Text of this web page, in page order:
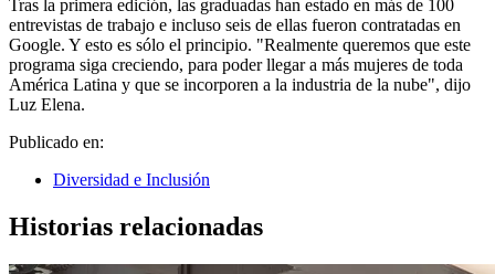
Tras la primera edición, las graduadas han estado en más de 100
entrevistas de trabajo e incluso seis de ellas fueron contratadas en
Google. Y esto es sólo el principio. "Realmente queremos que este
programa siga creciendo, para poder llegar a más mujeres de toda
América Latina y que se incorporen a la industria de la nube", dijo
Luz Elena.
Publicado en:
Diversidad e Inclusión
Historias relacionadas